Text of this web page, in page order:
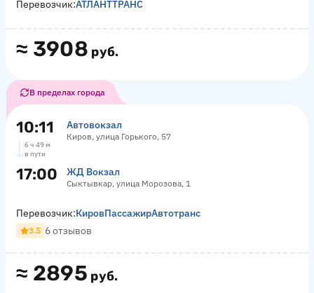
≈ 3908 руб.
Перевозчик:АТЛАНТТРАНС
В пределах города
10:11 Автовокзал
Киров, улица Горького, 57
6 ч 49 м
в пути
17:00 ЖД Вокзал
Сыктывкар, улица Морозова, 1
≈ 2895 руб.
Перевозчик:КировПассажирАвтотранс
3.5 6 отзывов